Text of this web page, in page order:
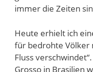
immer die Zeiten
Heute erhielt ich
für bedrohte Völker
Fluss
Grosso in Brasilien